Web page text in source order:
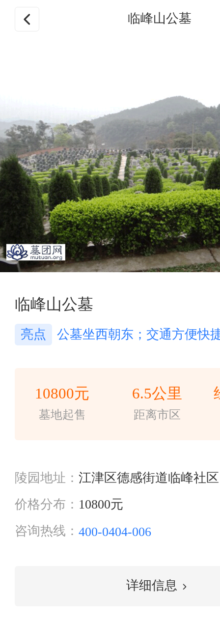
临峰山公墓
临峰山公墓
亮点 公墓坐西朝东；交通方便快
10800元
墓地起售
6.5公里
距离市区
陵园地址： 江津区德感街道临峰社区
价格分布： 10800元
咨询热线： 400-0404-006
详细信息